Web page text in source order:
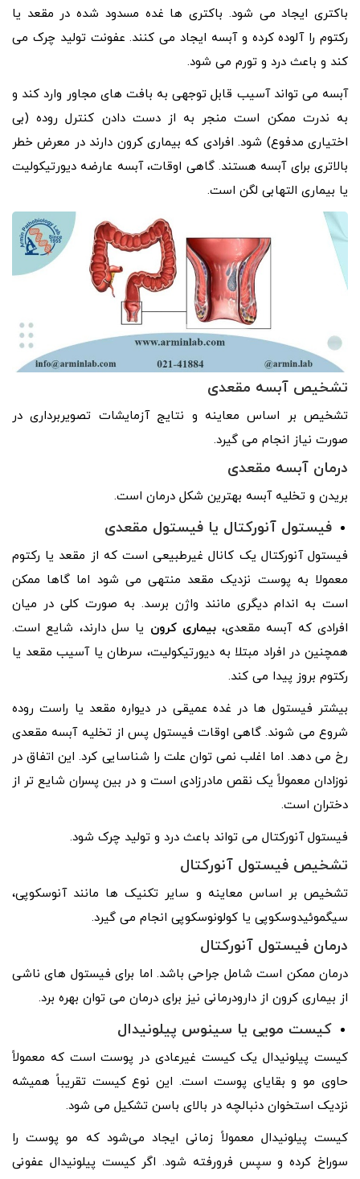
باکتری ایجاد می شود. باکتری ها غده مسدود شده در مقعد یا
رکتوم را آلوده کرده و آبسه ایجاد می کنند. عفونت تولید چرک می
کند و باعث درد و تورم می شود.
آبسه می تواند آسیب قابل توجهی به بافت های مجاور وارد کند و
به ندرت ممکن است منجر به از دست دادن کنترل روده (بی
اختیاری مدفوع) شود. افرادی که بیماری کرون دارند در معرض خطر
بالاتری برای آبسه هستند. گاهی اوقات، آبسه عارضه دیورتیکولیت
یا بیماری التهابی لگن است.
تشخیص آبسه مقعدی
تشخیص بر اساس معاینه و نتایج آزمایشات تصویربرداری در
صورت نیاز انجام می گیرد.
درمان آبسه مقعدی
بریدن و تخلیه آبسه بهترین شکل درمان است.
فیستول آنورکتال یا فیستول مقعدی
فیستول آنورکتال یک کانال غیرطبیعی است که از مقعد یا رکتوم
معمولا به پوست نزدیک مقعد منتهی می شود اما گاها ممکن
است به اندام دیگری مانند واژن برسد. به صورت کلی در میان
افرادی که آبسه مقعدی،بیماری کرون یا سل دارند، شایع است.
همچنین در افراد مبتلا به دیورتیکولیت، سرطان یا آسیب مقعد یا
رکتوم بروز پیدا می کند.
بیشتر فیستول ها در غده عمیقی در دیواره مقعد یا راست روده
شروع می شوند. گاهی اوقات فیستول پس از تخلیه آبسه مقعدی
رخ می دهد. اما اغلب نمی توان علت را شناسایی کرد. این اتفاق در
نوزادان معمولاً یک نقص مادرزادی است و در بین پسران شایع تر از
دختران است.
فیستول آنورکتال می تواند باعث درد و تولید چرک شود.
تشخیص فیستول آنورکتال
تشخیص بر اساس معاینه و سایر تکنیک ها مانند آنوسکوپی،
سیگموئیدوسکوپی یا کولونوسکوپی انجام می گیرد.
درمان فیستول آنورکتال
درمان ممکن است شامل جراحی باشد. اما برای فیستول های ناشی
از بیماری کرون از دارودرمانی نیز برای درمان می توان بهره برد.
کیست مویی یا سینوس پیلونیدال
کیست پیلونیدال یک کیست غیرعادی در پوست است که معمولاً
حاوی مو و بقایای پوست است. این نوع کیست تقریباً همیشه
نزدیک استخوان دنبالچه در بالای باسن تشکیل می شود.
کیست پیلونیدال معمولاً زمانی ایجاد می‌شود که مو پوست را
سوراخ کرده و سپس فرورفته شود. اگر کیست پیلونیدال عفونی